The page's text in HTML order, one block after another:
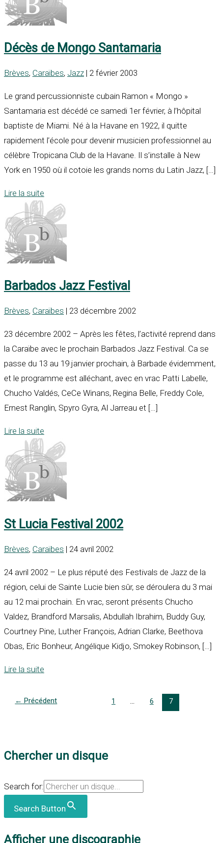
Décès de Mongo Santamaria
Brèves, Caraïbes, Jazz | 2 février 2003
Le grand percussionniste cubain Ramon « Mongo »
Santamaria est décédé ce samedi 1er février, à l’hôpital
baptiste de Miami. Né à la Havane en 1922, il quitte
rapidement l’école pour devenir musicien professionnel au
célèbre Tropicana Club de la Havane. Il s’installe à New
York en 1950 où il cotoie les grands noms du Latin Jazz, […]
Lire la suite
Barbados Jazz Festival
Brèves, Caraïbes | 23 décembre 2002
23 décembre 2002 – Après les fêtes, l’activité reprend dans
la Caraïbe avec le prochain Barbados Jazz Festival. Ca se
passe du 13 au 19 janvier prochain, à Barbade évidemment,
et le programme est alléchant, avec en vrac Patti Labelle,
Chucho Valdés, CeCe Winans, Regina Belle, Freddy Cole,
Ernest Ranglin, Spyro Gyra, Al Jarreau et […]
Lire la suite
St Lucia Festival 2002
Brèves, Caraïbes | 24 avril 2002
24 avril 2002 – Le plus réputé des Festivals de Jazz de la
région, celui de Sainte Lucie bien sûr, se déroulera du 3 mai
au 12 mai prochain. En vrac, seront présents Chucho
Valdez, Brandford Marsalis, Abdullah Ibrahim, Buddy Guy,
Courtney Pine, Luther François, Adrian Clarke, Beethova
Obas, Eric Bonheur, Angélique Kidjo, Smokey Robinson, […]
Lire la suite
← Précédent 1 … 6 7
Chercher un disque
Search for:
Search Button
Afficher une discographie